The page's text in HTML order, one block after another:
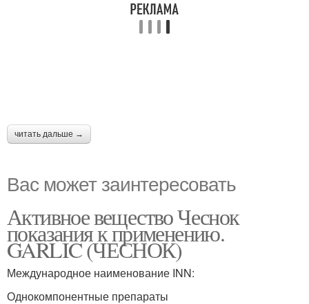
читать дальше →
Вас может заинтересовать
Активное вещество Чеснок
показания к применению.
GARLIC (ЧЕСНОК)
Международное наименование INN:
Однокомпонентные препараты